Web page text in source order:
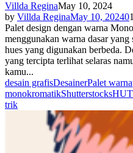
Villda ReginaMay 10, 2024
by Villda ReginaMay 10, 20240
Palet design dengan warna
menggunakan warna dasar yang
hues yang digunakan berbeda.
yang tercipta terlihat selaras
kamu...
desain grafisDesainerPalet warna
monokromatikShutterstock
trik